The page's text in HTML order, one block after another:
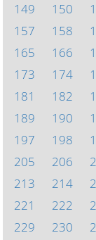
149
150
157
158
165
166
173
174
181
182
189
190
197
198
205
206
213
214
221
222
229
230